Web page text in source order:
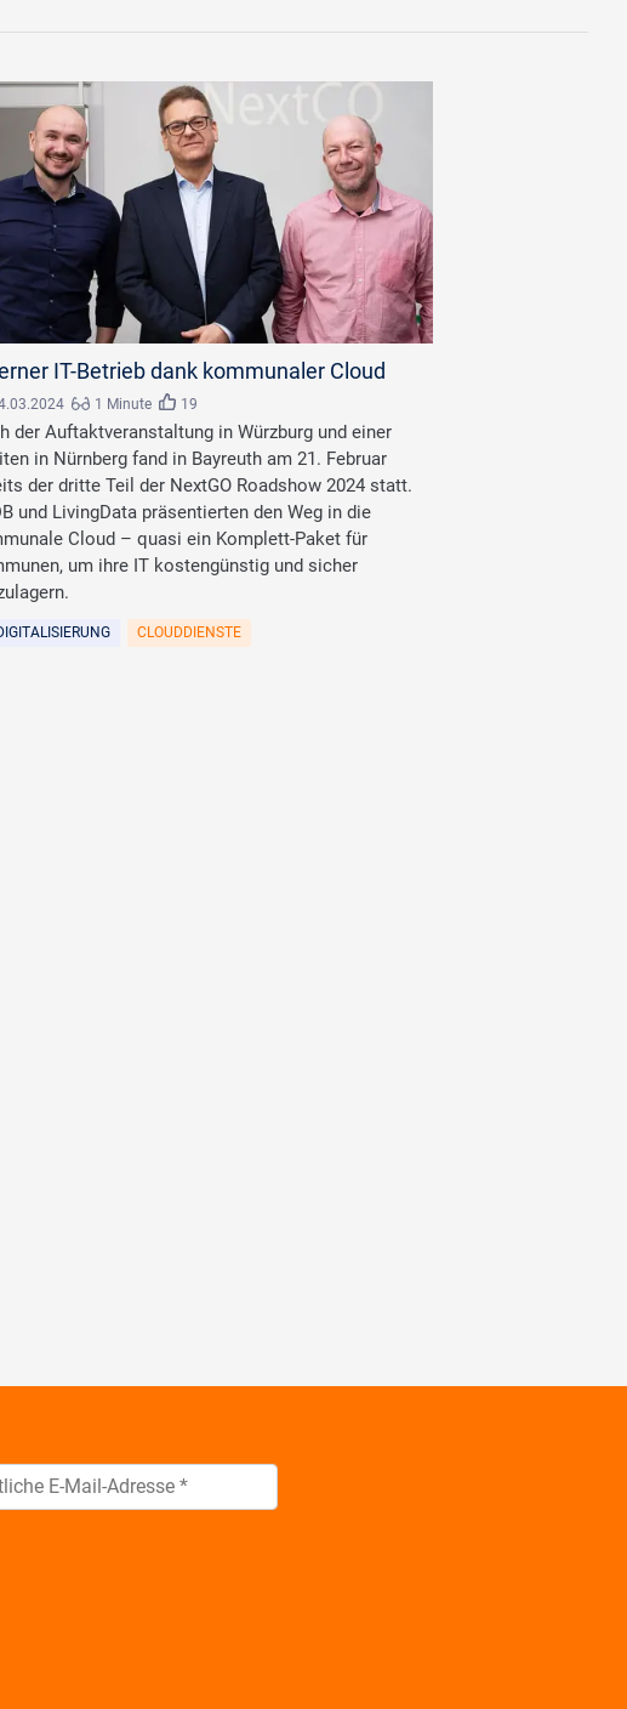
IT-Betrieb dank kommunaler Cloud
1 Minute 19
der Auftaktveranstaltung in Würzburg und einer
in Nürnberg fand in Bayreuth am 21. Februar
der dritte Teil der NextGO Roadshow 2024 statt.
und LivingData präsentierten den Weg in die
Cloud – quasi ein Komplett-Paket für
um ihre IT kostengünstig und sicher
CLOUDDIENSTE